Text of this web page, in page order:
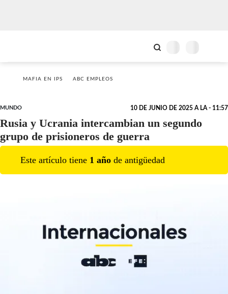
MAFIA EN IPS ABC EMPLEOS
MUNDO 10 DE JUNIO DE 2025 A LA - 11:57
Rusia y Ucrania intercambian un segundo
grupo de prisioneros de guerra
Este artículo tiene 1 año de antigüedad